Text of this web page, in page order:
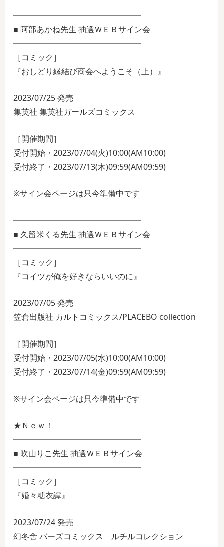
━━━━━━━━━━━━━━━━
■ 阿部あかね先生 抽選ＷＥＢサイン会
━━━━━━━━━━━━━━━━
［コミック］
『おしどり縁結び商会へようこそ（上）』
2023/07/25 発売
集英社 集英社ガールズコミックス
［開催期間］
受付開始・2023/07/04(火)10:00(AM10:00)
受付終了・2023/07/13(木)09:59(AM09:59)
※サイン会ページは只今準備中です
━━━━━━━━━━━━━━━━
■ 久留米くる先生 抽選ＷＥＢサイン会
━━━━━━━━━━━━━━━━
［コミック］
『コイツが俺を好きならいいのに』
2023/07/05 発売
笠倉出版社 カルトコミックス/PLACEBO collection
［開催期間］
受付開始・2023/07/05(水)10:00(AM10:00)
受付終了・2023/07/14(金)09:59(AM09:59)
※サイン会ページは只今準備中です
★Ｎｅｗ！
━━━━━━━━━━━━━━━━
■ 吹山りこ先生 抽選ＷＥＢサイン会
━━━━━━━━━━━━━━━━
［コミック］
『婚々糖衣譚』
2023/07/24 発売
幻冬舎 バーズコミックス ルチルコレクション